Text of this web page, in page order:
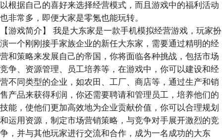
以根据自己的喜好来选择经营模式，而且游戏中的福利活动
也非常多，即便大家是零氪也能玩转。
【游戏简介】
我是大东家是一款手机模拟经营游戏，玩家扮
演一个刚刚接手家族企业的新任大东家，需要通过精明的经
营和策略来发展自己的帝国，你将面临各种挑战，包括市场
竞争、资源管理、员工培养等，在游戏中，你可以建设和经
营不同类型的企业，如农田、工厂、商店等，通过生产和销
售产品来获得利润，你还需要聘请和管理员工，培养他们的
技能，使他们更加高效地为企业贡献价值，你可以合理规划
和运用资源，制定市场营销策略，与竞争对手展开激烈的竞
争，并与其他玩家进行交流和合作，成为一名成功的大东